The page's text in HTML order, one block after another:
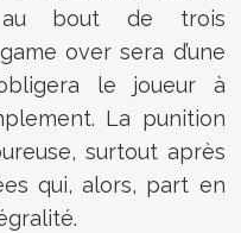
au bout de trois
over sera d’une
le joueur à
La punition
surtout après
qui, alors, part en